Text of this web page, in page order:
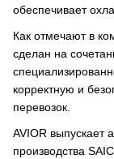
обеспечивает
Как отмечают в
сделан на
корректную и
перевозок.
AVIOR выпускает
производства